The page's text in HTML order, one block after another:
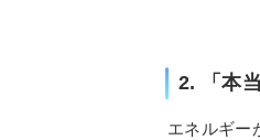
2. 「本
エネルギー